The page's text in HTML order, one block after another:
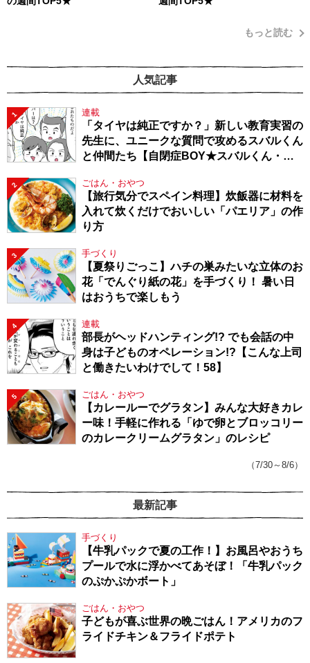
もっと読む
人気記事
1 連載
「タイヤは純正ですか？」新しい教育実習の
先生に、ユニークな質問で攻めるスバルくん
と仲間たち【自閉症BOY★スバルくん・
2 ごはん・おやつ
【旅行気分でスペイン料理】炊飯器に材料を
入れて炊くだけでおいしい「パエリア」の作
り方
3 手づくり
【夏祭りごっこ】ハチの巣みたいな立体のお
花「でんぐり紙の花」を手づくり！ 暑い日
はおうちで楽しもう
4 連載
部長がヘッドハンティング!? でも会話の中
身は子どものオペレーション!?【こんな上司
と働きたいわけでして！58】
5 ごはん・おやつ
【カレールーでグラタン】みんな大好きカレ
ー味！手軽に作れる「ゆで卵とブロッコリー
のカレークリームグラタン」のレシピ
（7/30～8/6）
最新記事
手づくり
【牛乳パックで夏の工作！】お風呂やおうち
プールで水に浮かべてあそぼ！「牛乳パック
のぷかぷかボート」
ごはん・おやつ
子どもが喜ぶ世界の晩ごはん！アメリカのフ
ライドチキン＆フライドポテト